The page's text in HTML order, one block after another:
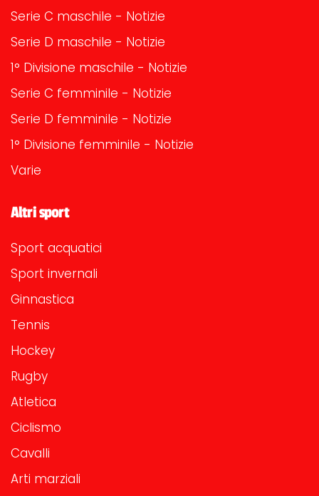
Serie C maschile - Notizie
Serie D maschile - Notizie
1° Divisione maschile - Notizie
Serie C femminile - Notizie
Serie D femminile - Notizie
1° Divisione femminile - Notizie
Varie
Altri sport
Sport acquatici
Sport invernali
Ginnastica
Tennis
Hockey
Rugby
Atletica
Ciclismo
Cavalli
Arti marziali